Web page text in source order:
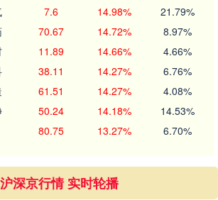
7.6 14.98% 21.79%
70.67 14.72% 8.97%
11.89 14.66% 4.66%
38.11 14.27% 6.76%
61.51 14.27% 4.08%
50.24 14.18% 14.53%
80.75 13.27% 6.70%
沪深京行情 实时轮播